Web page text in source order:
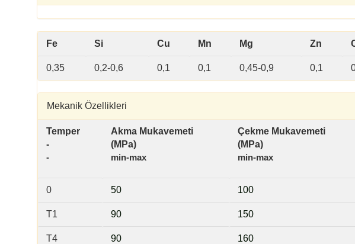
Fe Si Cu Mn Mg Zn
0,35 0,2-0,6 0,1 0,1 0,45-0,9 0,1
Mekanik Özellikleri
Temper
-
-
Akma Mukavemeti
(MPa)
min-max
Çekme Mukavemeti
(MPa)
min-max
0 50 100
T1 90 150
T4 90 160